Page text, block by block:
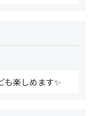
も楽しめます✨